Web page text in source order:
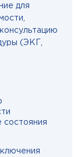
для
(ЭКГ,
состояния